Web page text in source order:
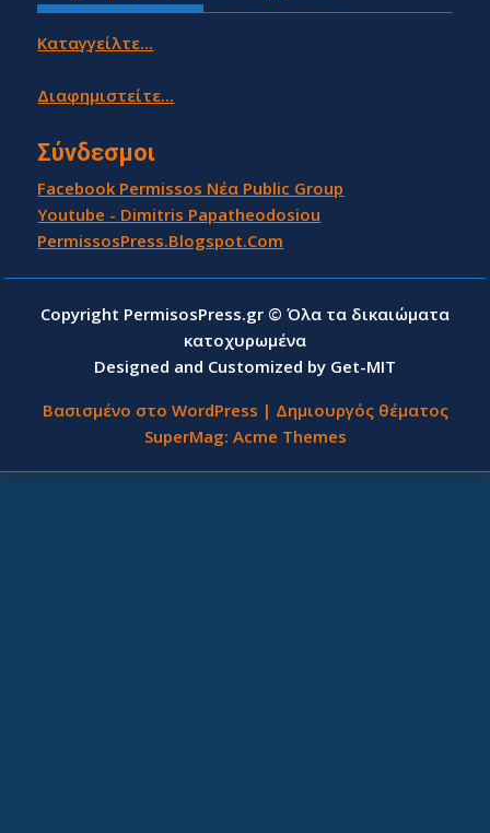
Καταγγείλτε...
Διαφημιστείτε...
Σύνδεσμοι
Facebook Permissos Νέα Public Group
Youtube - Dimitris Papatheodosiou
PermissosPress.Blogspot.Com
Copyright PermisosPress.gr © Όλα τα δικαιώματα
κατοχυρωμένα
Designed and Customized by Get-MIT
Βασισμένο στο WordPress | Δημιουργός θέματος
SuperMag: Acme Themes